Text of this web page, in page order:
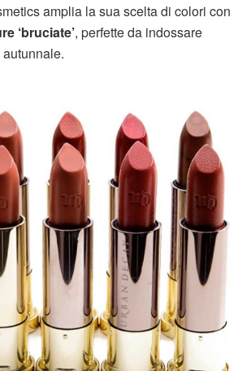
amplia la sua scelta di colori con
‘bruciate’, perfette da indossare